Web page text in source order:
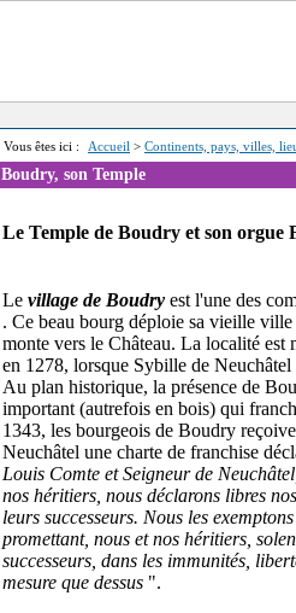
Vous êtes ici : Accueil > Continents, pays, villes,
Boudry, son Temple
Le Temple de Boudry et son orgue
Le village de Boudry est l'une des
. Ce beau bourg déploie sa vieille
monte vers le Château. La localité est
en 1278, lorsque Sybille de
Au plan historique, la présence de
important (autrefois en bois) qui
1343, les bourgeois de Boudry
Neuchâtel une charte de franchise
Louis Comte et Seigneur de
nos héritiers, nous déclarons libres
leurs successeurs. Nous les
promettant, nous et nos héritiers,
successeurs, dans les immunités,
mesure que dessus ".